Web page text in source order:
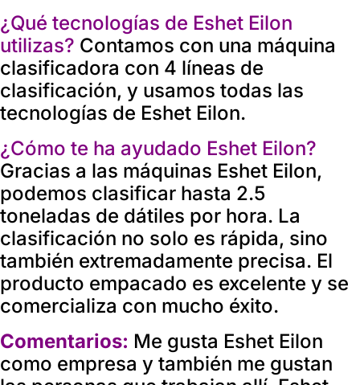
¿Qué tecnologías de Eshet Eilon
utilizas? Contamos con una máquina
clasificadora con 4 líneas de
clasificación, y usamos todas las
tecnologías de Eshet Eilon.
¿Cómo te ha ayudado Eshet Eilon?
Gracias a las máquinas Eshet Eilon,
podemos clasificar hasta 2.5
toneladas de dátiles por hora. La
clasificación no solo es rápida, sino
también extremadamente precisa. El
producto empacado es excelente y se
comercializa con mucho éxito.
Comentarios: Me gusta Eshet Eilon
como empresa y también me gustan